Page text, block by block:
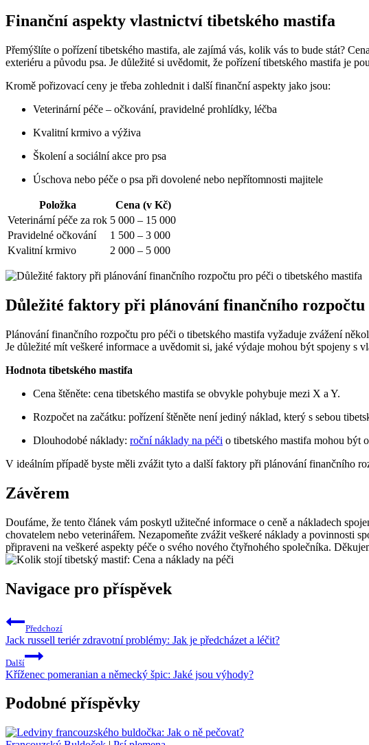
Finanční aspekty vlastnictví tibetského mastifa
Přemýšlíte o pořízení tibetského mastifa, ale zajímá vás, kolik vás to bude stát?
exteriéru a původu psa. Je důležité si uvědomit, že pořízení tibetského mastifa je
Kromě pořizovací ceny je třeba zohlednit i další finanční aspekty jako jsou:
Veterinární péče – očkování, pravidelné prohlídky, léčba
Kvalitní krmivo a výživa
Školení a sociální akce pro psa
Úschova nebo péče o psa při dovolené nebo nepřítomnosti majitele
Položka
Cena (v Kč)
Veterinární péče za rok 5 000 – 15 000
Pravidelné očkování
1 500 – 3 000
Kvalitní krmivo
2 000 – 5 000
Důležité faktory při plánování finančního rozpočtu
Plánování finančního rozpočtu pro péči o tibetského mastifa vyžaduje zvážení
Je důležité mít veškeré informace a uvědomit si, jaké výdaje mohou být spojeny s
Hodnota tibetského mastifa
Cena štěněte: cena tibetského mastifa se obvykle pohybuje mezi X a Y.
Rozpočet na začátku: pořízení štěněte není jediný náklad, který s sebou
Dlouhodobé náklady: roční náklady na péči o tibetského mastifa mohou být
V ideálním případě byste měli zvážit tyto a další faktory při plánování finančního
Závěrem
Doufáme, že tento článek vám poskytl užitečné informace o ceně a nákladech
chovatelem nebo veterinářem. Nezapomeňte zvážit veškeré náklady a povinnosti
připraveni na veškeré aspekty péče o svého nového čtyřnohého společníka.
Navigace pro příspěvek
Předchozí
Jack russell teriér zdravotní problémy: Jak je předcházet a léčit?
Další
Kříženec pomeranian a německý špic: Jaké jsou výhody?
Podobné příspěvky